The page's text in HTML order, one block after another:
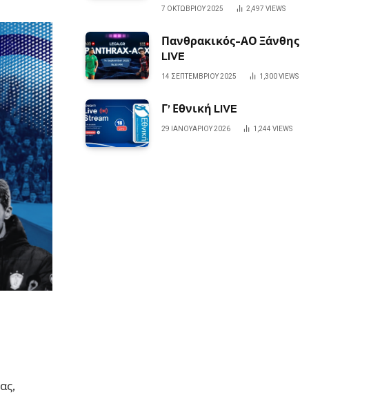
7 ΟΚΤΩΒΡΊΟΥ 2025 2,497 VIEWS
Πανθρακικός-ΑΟ Ξάνθης
LIVE
14 ΣΕΠΤΕΜΒΡΊΟΥ 2025 1,300VIEWS
Γ’ Εθνική LIVE
29 ΙΑΝΟΥΑΡΊΟΥ 2026 1,244 VIEWS